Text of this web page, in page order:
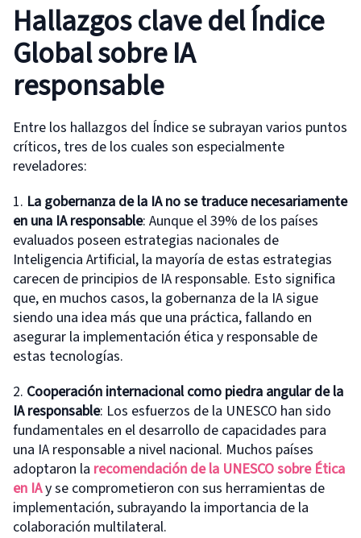
Hallazgos clave del Índice
Global sobre IA
responsable
Entre los hallazgos del Índice se subrayan varios puntos
críticos, tres de los cuales son especialmente
reveladores:
1. La gobernanza de la IAno setraducenecesariamente
en una IAresponsable: Aunque el 39% de los países
evaluados poseen estrategias nacionales de
Inteligencia Artificial, la mayoría de estas estrategias
carecen de principios de IA responsable. Esto significa
que, en muchos casos, la gobernanza de la IA sigue
siendo una idea más que una práctica, fallando en
asegurar la implementación ética y responsable de
estas tecnologías.
2. Cooperación internacional como piedra angular de la
IAresponsable: Los esfuerzos de la UNESCO han sido
fundamentales en el desarrollo de capacidades para
una IA responsable a nivel nacional. Muchos países
adoptaron la recomendación de la UNESCO sobre Ética
en IAy se comprometieron con sus herramientas de
implementación, subrayando la importancia de la
colaboración multilateral.